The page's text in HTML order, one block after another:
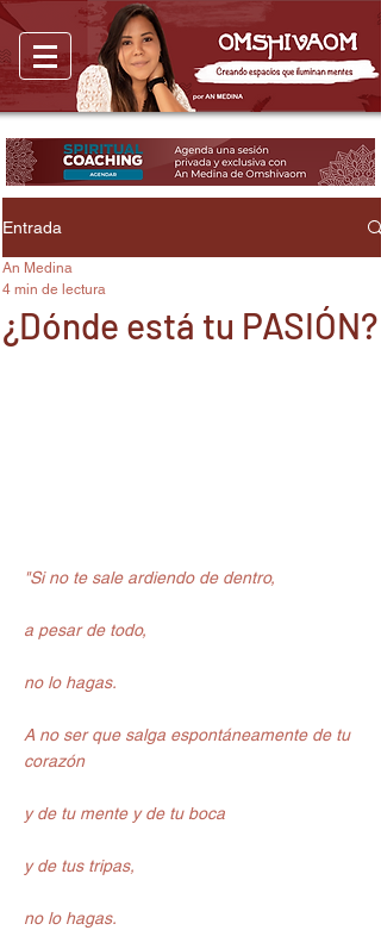
Entrada
¿Dónde está tu PASIÓN?
An Medina
4 min de lectura
"Si no te sale ardiendo de dentro,
a pesar de todo,
no lo hagas.
A no ser que salga espontáneamente de tu
corazón
y de tu mente y de tu boca
y de tus tripas,
no lo hagas.